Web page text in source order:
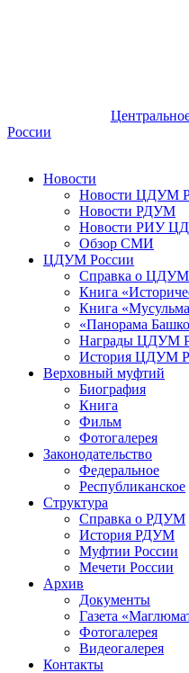
России
Новости
Новости ЦДУМ
Новости РДУМ
Новости РИУ
Обзор СМИ
ЦДУМ России
Справка о ЦДУМ
Книга
Книга
«Панорама
Награды ЦДУМ
История ЦДУМ
Верховный муфтий
Биография
Книга
Фильм
Фотогалерея
Законодательство
Федеральное
Республиканское
Структура
Справка о РДУМ
История РДУМ
Муфтии России
Мечети России
Архив
Документы
Газета
Фотогалерея
Видеогалерея
Контакты